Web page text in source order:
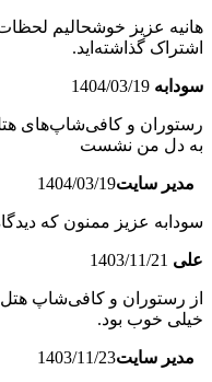
هانیه عزیز خوشحالیم
اشتراک گذاشته‌اید.
سودابه 1404/03/19
رستوران و کافی‌شاپ‌های
به دل من نشست
مدیر سایت1404/03/19
سودابه عزیز ممنون که
علی 1403/11/21
از رستوران و کافی‌شاپ‌
خیلی خوب بود.
مدیر سایت1403/11/23